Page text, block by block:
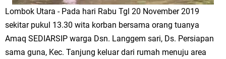
Lombok Utara - Pada hari Rabu Tgl 20 November 2019
sekitar pukul 13.30 wita korban bersama orang tuanya
Amaq SEDIARSIP warga Dsn. Langgem sari, Ds. Persiapan
sama guna, Kec. Tanjung keluar dari rumah menuju area